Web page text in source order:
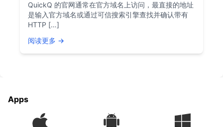
QuickQ 的官网通常在官方域名上访问，最直接的地址
是输入官方域名或通过可信搜索引擎查找并确认带有
HTTP […]
阅读更多 →
Apps